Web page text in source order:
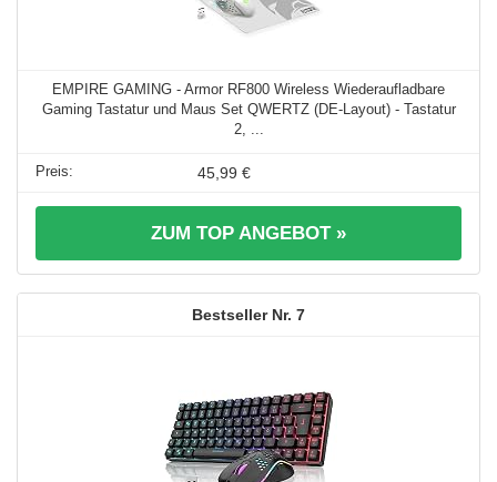
EMPIRE GAMING - Armor RF800 Wireless Wiederaufladbare
Gaming Tastatur und Maus Set QWERTZ (DE-Layout) - Tastatur
2, ...
45,99 €
ZUM TOP ANGEBOT »
7